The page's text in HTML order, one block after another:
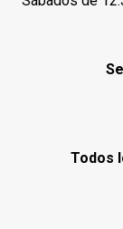
Todos